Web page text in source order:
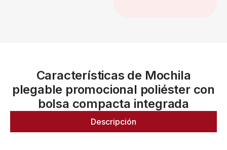
Características de Mochila
plegable promocional poliéster con
bolsa compacta integrada
Descripción